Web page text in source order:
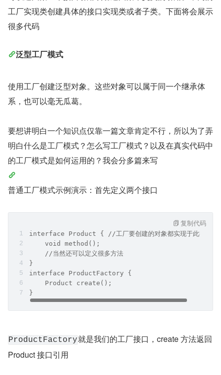
工厂实现类创建具体的接口实现类或者子类。下面将会展示
很多代码
泛型工厂模式
使用工厂创建泛型对象。这些对象可以属于同一个继承体
系，也可以毫无瓜葛。
要想讲明白一个知识点仅靠一篇文章肯定不行，所以为了弄
明白什么是工厂模式？怎么写工厂模式？以及在真实代码中
的工厂模式是如何运用的？我会分多篇来写
普通工厂模式示例演示：首先定义两个接口
interface Product { //工厂要创建的对象都实现于此接口
    void method();
    //当然还可以定义很多方法
}
interface ProductFactory {
    Product create();
}
复制代码
ProductFactory就是我们的工厂接口，create 方法返回
Product 接口引用